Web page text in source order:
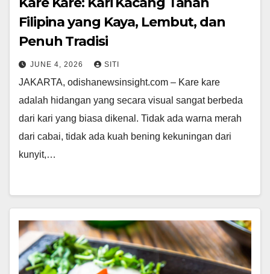
Filipina yang Kaya, Lembut, dan
Penuh Tradisi
JUNE 4, 2026 SITI
JAKARTA, odishanewsinsight.com – Kare kare
adalah hidangan yang secara visual sangat berbeda
dari kari yang biasa dikenal. Tidak ada warna merah
dari cabai, tidak ada kuah bening kekuningan dari
kunyit,…